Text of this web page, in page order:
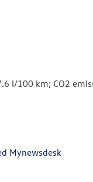
l/100 km; CO2
Mynewsdesk